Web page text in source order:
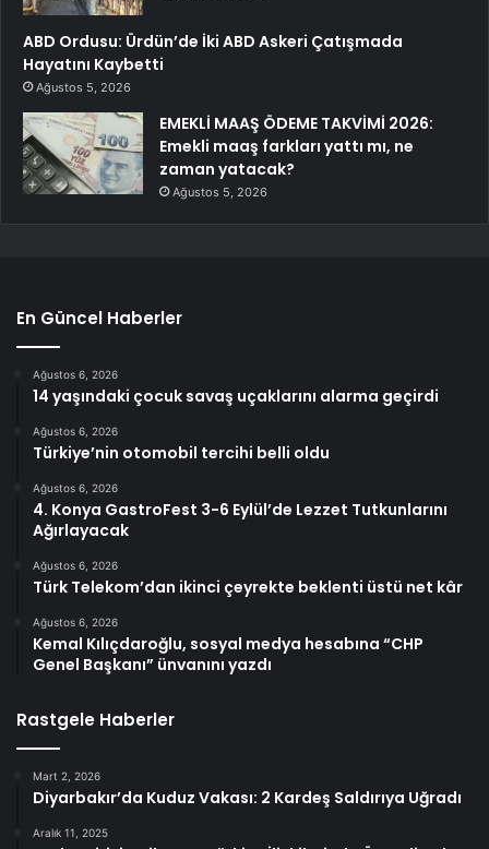
ABD Ordusu: Ürdün’de İki ABD Askeri Çatışmada
Hayatını Kaybetti
Ağustos 5, 2026
EMEKLİ MAAŞ ÖDEME TAKVİMİ 2026:
Emekli maaş farkları yattı mı, ne
zaman yatacak?
Ağustos 5, 2026
En Güncel Haberler
Ağustos 6, 2026
14 yaşındaki çocuk savaş uçaklarını alarma geçirdi
Ağustos 6, 2026
Türkiye’nin otomobil tercihi belli oldu
Ağustos 6, 2026
4. Konya GastroFest 3-6 Eylül’de Lezzet Tutkunlarını
Ağırlayacak
Ağustos 6, 2026
Türk Telekom’dan ikinci çeyrekte beklenti üstü net kâr
Ağustos 6, 2026
Kemal Kılıçdaroğlu, sosyal medya hesabına “CHP
Genel Başkanı” ünvanını yazdı
Rastgele Haberler
Mart 2, 2026
Diyarbakır’da Kuduz Vakası: 2 Kardeş Saldırıya Uğradı
Aralık 11, 2025